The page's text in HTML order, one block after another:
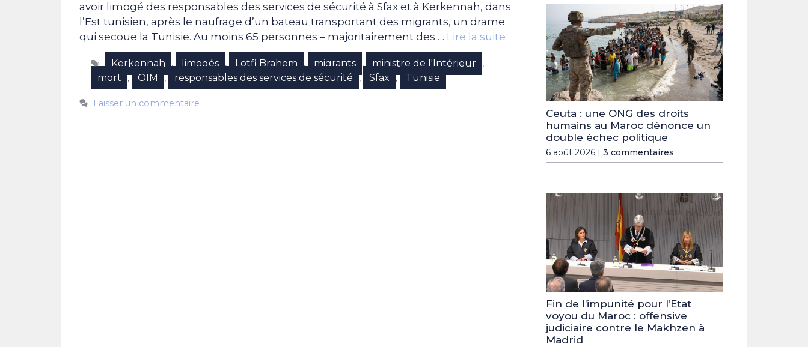
avoir limogé des responsables des services de sécurité à Sfax et à Kerkennah, dans
l’Est tunisien, après le naufrage d’un bateau transportant des migrants, un drame
qui secoue la Tunisie. Au moins 65 personnes – majoritairement des … Lire la suite
Étiquettes
Kerkennah , limogés , Lotfi Brahem , migrants , ministre de l'Intérieur ,
mort , OIM , responsables des services de sécurité , Sfax , Tunisie
Laisser un commentaire
Ceuta : une ONG des droits
humains au Maroc dénonce un
double échec politique
6 août 2026 | 3 commentaires
Fin de l’impunité pour l’Etat
voyou du Maroc : offensive
judiciaire contre le Makhzen à
Madrid